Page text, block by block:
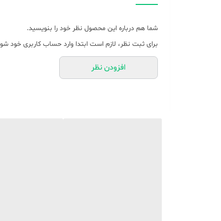
شما هم درباره این محصول نظر خود را بنویسید.
برای ثبت نظر، لازم است ابتدا وارد حساب کاربری خود
افزودن نظر